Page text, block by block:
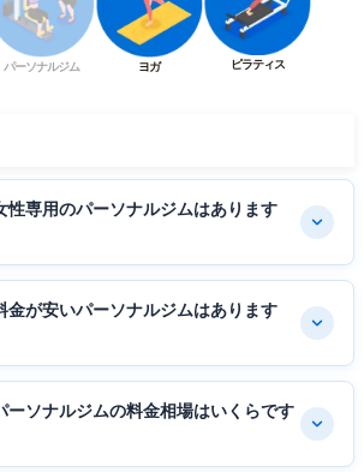
パーソナルジム ヨガ ピラティス
性専用のパーソナルジムはあります
金が安いパーソナルジムはあります
ーソナルジムの料金相場はいくらです